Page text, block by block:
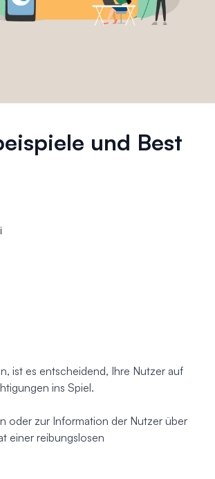
und Best
ist es entscheidend, Ihre Nutzer auf
ins Spiel.
oder zur Information der Nutzer über
einer reibungslosen